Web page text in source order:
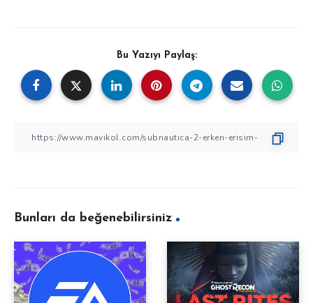
Bu Yazıyı Paylaş:
Bunları da beğenebilirsiniz